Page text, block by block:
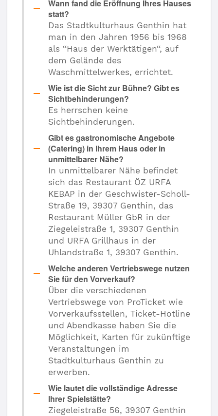
Wann fand die Eröffnung Ihres Hauses
statt?
Das Stadtkulturhaus Genthin hat
man in den Jahren 1956 bis 1968
als ‘‘Haus der Werktätigen‘‘, auf
dem Gelände des
Waschmittelwerkes, errichtet.
Wie ist die Sicht zur Bühne? Gibt es
Sichtbehinderungen?
Es herrschen keine
Sichtbehinderungen.
Gibt es gastronomische Angebote
(Catering) in Ihrem Haus oder in
unmittelbarer Nähe?
In unmittelbarer Nähe befindet
sich das Restaurant ÖZ URFA
KEBAP in der Geschwister-Scholl-
Straße 19, 39307 Genthin, das
Restaurant Müller GbR in der
Ziegeleistraße 1, 39307 Genthin
und URFA Grillhaus in der
Uhlandstraße 1, 39307 Genthin.
Welche anderen Vertriebswege nutzen
Sie für den Vorverkauf?
Über die verschiedenen
Vertriebswege von ProTicket wie
Vorverkaufsstellen, Ticket-Hotline
und Abendkasse haben Sie die
Möglichkeit, Karten für zukünftige
Veranstaltungen im
Stadtkulturhaus Genthin zu
erwerben.
Wie lautet die vollständige Adresse
Ihrer Spielstätte?
Ziegeleistraße 56, 39307 Genthin